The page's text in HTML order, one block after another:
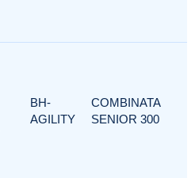
BH-
AGILITY
COMBINATA
SENIOR 300